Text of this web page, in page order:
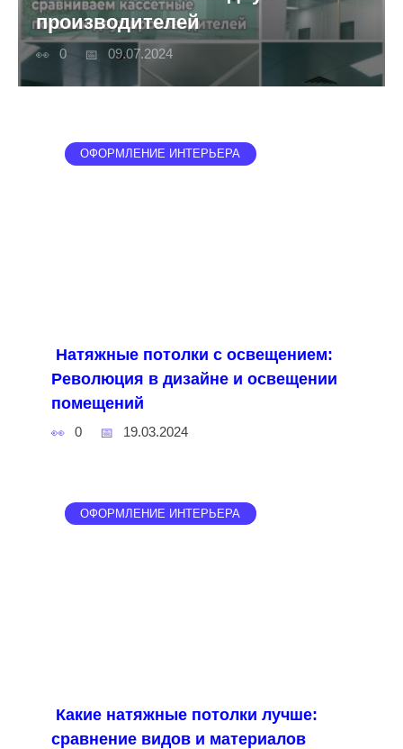
производителей
0 09.07.2024
ОФОРМЛЕНИЕ ИНТЕРЬЕРА
Натяжные потолки с освещением:
Революция в дизайне и освещении
помещений
0 19.03.2024
ОФОРМЛЕНИЕ ИНТЕРЬЕРА
Какие натяжные потолки лучше:
сравнение видов и материалов